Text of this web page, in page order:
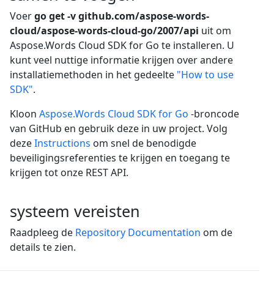
Voergo get -v github.com/aspose-words-
cloud/aspose-words-cloud-go/2007/api uit om
Aspose.Words Cloud SDK for Go te installeren. U
kunt veel nuttige informatie krijgen over andere
installatiemethoden in het gedeelte "How to use
SDK".
Kloon Aspose.Words Cloud SDK for Go -broncode
van GitHub en gebruik deze in uw project. Volg
dezeInstructions om snel de benodigde
beveiligingsreferenties te krijgen en toegang te
krijgen tot onze REST API.
systeem vereisten
Raadpleeg de Repository Documentation om de
details te zien.